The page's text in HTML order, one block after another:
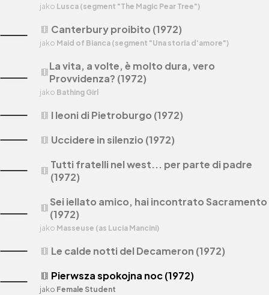
jako Lusca (segment "The Magic Pear Tree")
theaters Canterbury proibito (1972)
jako Maid of Bianca (segment "Una storia d'amore")
theatersLa vita, a volte, è molto dura, vero
Provvidenza? (1972)
jako Bathing Girl
theaters I leoni di Pietroburgo (1972)
theaters Uccidere in silenzio (1972)
theaters Tutti fratelli nel west... per parte di padre
(1972)
theaters Sei iellato amico, hai incontrato Sacramento
(1972)
jako Masseuse (as Lucia Mancini)
theaters Le calde notti del Decameron (1972)
theaters Pierwsza spokojna noc (1972)
jako Female Student